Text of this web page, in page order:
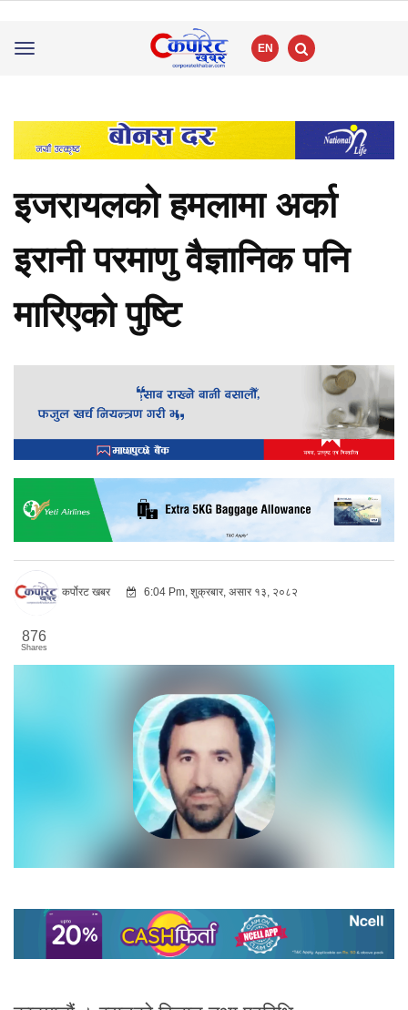
Toggle
EN
इजरायलको हमलामा अर्का
इरानी परमाणु वैज्ञानिक पनि
मारिएको पुष्टि
कर्पोरट खबर 6:04 Pm, शुक्रबार, असार १३, २०८२
876
Shares